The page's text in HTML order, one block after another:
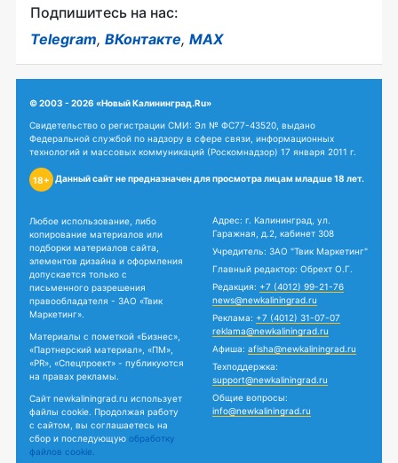
Подпишитесь на нас:
Telegram, ВКонтакте, MAX
© 2003 - 2026 «Новый Калининград.Ru»
Свидетельство о регистрации СМИ: Эл № ФС77-43520, выдано
Федеральной службой по надзору в сфере связи, информационных
технологий и массовых коммуникаций (Роскомнадзор) 17 января 2011 г.
18+ Данный сайт не предназначен для просмотра лицам младше 18 лет.
Любое использование, либо
копирование материалов или
подборки материалов сайта,
элементов дизайна и оформления
допускается только с
письменного разрешения
правообладателя - ЗАО «Твик
Маркетинг».
Материалы с пометкой «Бизнес»,
«Партнерский материал», «ПМ»,
«PR», «Спецпроект» - публикуются
на правах рекламы.
Сайт newkaliningrad.ru использует
файлы cookie. Продолжая работу
с сайтом, вы соглашаетесь на
сбор и последующую обработку
файлов cookie.
Адрес: г. Калининград, ул.
Гаражная, д.2, кабинет 308
Учредитель: ЗАО "Твик Маркетинг"
Главный редактор: Обрехт О.Г.
Редакция: +7 (4012) 99-21-76
news@newkaliningrad.ru
Реклама: +7 (4012) 31-07-07
reklama@newkaliningrad.ru
Афиша: afisha@newkaliningrad.ru
Техподдержка:
support@newkaliningrad.ru
Общие вопросы:
info@newkaliningrad.ru